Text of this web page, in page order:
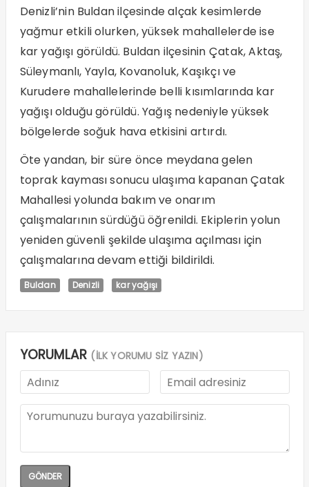
Denizli’nin Buldan ilçesinde alçak kesimlerde
yağmur etkili olurken, yüksek mahallelerde ise
kar yağışı görüldü. Buldan ilçesinin Çatak, Aktaş,
Süleymanlı, Yayla, Kovanoluk, Kaşıkçı ve
Kurudere mahallelerinde belli kısımlarında kar
yağışı olduğu görüldü. Yağış nedeniyle yüksek
bölgelerde soğuk hava etkisini artırdı.
Öte yandan, bir süre önce meydana gelen
toprak kayması sonucu ulaşıma kapanan Çatak
Mahallesi yolunda bakım ve onarım
çalışmalarının sürdüğü öğrenildi. Ekiplerin yolun
yeniden güvenli şekilde ulaşıma açılması için
çalışmalarına devam ettiği bildirildi.
Buldan Denizli kar yağışı
YORUMLAR (İLK YORUMU SİZ YAZIN)